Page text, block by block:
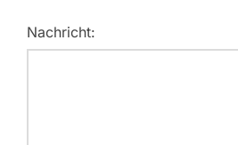
Nachricht: